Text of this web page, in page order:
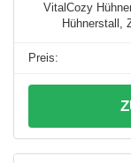
VitalCozy
Hühnerstall,